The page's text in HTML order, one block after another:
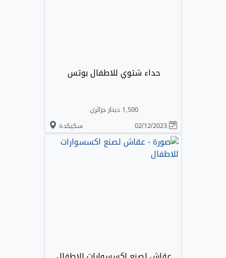
حداء شتوي للاطفال بوتس
1,500 دينار جزائري
سكيكدة